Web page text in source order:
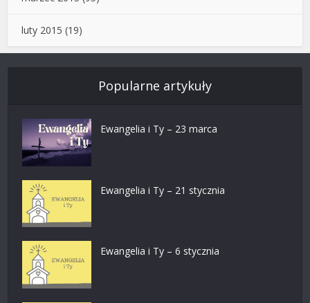
luty 2015 (19)
Popularne artykuły
Ewangelia i Ty – 23 marca
Ewangelia i Ty – 21 stycznia
Ewangelia i Ty – 6 stycznia